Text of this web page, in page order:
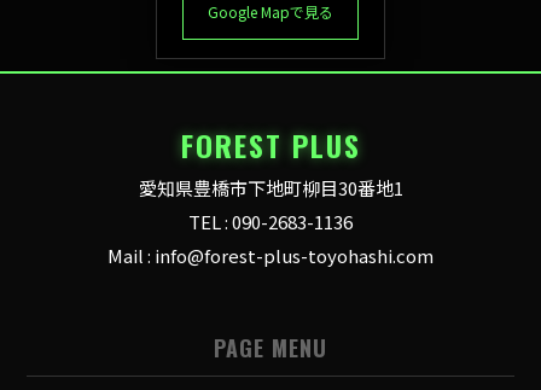
Google Mapで見る
FOREST PLUS
愛知県豊橋市下地町柳目30番地1
TEL : 090-2683-1136
Mail : info@forest-plus-toyohashi.com
PAGE MENU